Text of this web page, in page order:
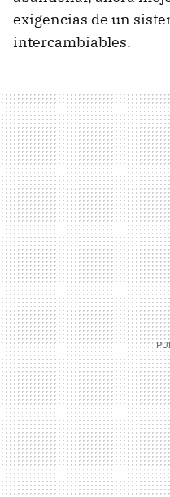
exigencias de un
intercambiables.